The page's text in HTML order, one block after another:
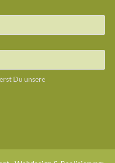
Du unsere